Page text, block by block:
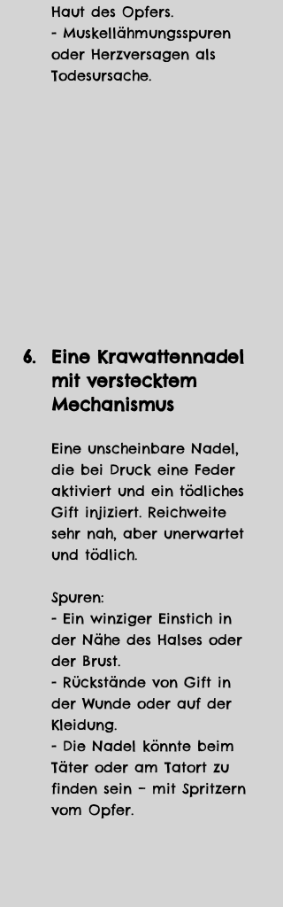
Haut des Opfers.
- Muskellähmungsspuren
oder Herzversagen als
Todesursache.
Eine Krawattennadel
mit verstecktem
Mechanismus
Eine unscheinbare Nadel,
die bei Druck eine Feder
aktiviert und ein tödliches
Gift injiziert. Reichweite
sehr nah, aber unerwartet
und tödlich.
Spuren:
- Ein winziger Einstich in
der Nähe des Halses oder
der Brust.
- Rückstände von Gift in
der Wunde oder auf der
Kleidung.
- Die Nadel könnte beim
Täter oder am Tatort zu
finden sein – mit Spritzern
vom Opfer.